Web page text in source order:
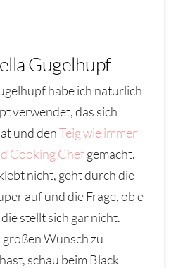
Gugelhupf
habe ich natürlich
verwendet, das sich
und denTeig wie immer
Cooking Chefgemacht.
nicht, geht durch die
auf und die Frage, ob e
stellt sich gar nicht.
großen Wunsch zu
schau beim Black